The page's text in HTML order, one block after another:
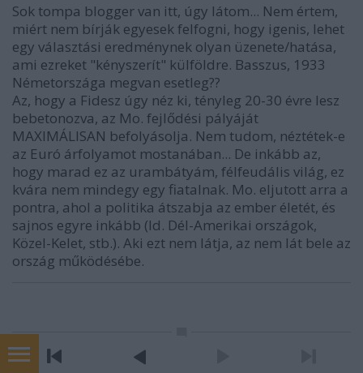
Sok tompa blogger van itt, úgy látom... Nem értem,
miért nem bírják egyesek felfogni, hogy igenis, lehet
egy választási eredménynek olyan üzenete/hatása,
ami ezreket "kényszerít" külföldre. Basszus, 1933
Németországa megvan esetleg??
Az, hogy a Fidesz úgy néz ki, tényleg 20-30 évre lesz
bebetonozva, az Mo. fejlődési pályáját
MAXIMÁLISAN befolyásolja. Nem tudom, néztétek-e
az Euró árfolyamot mostanában... De inkább az,
hogy marad ez az urambátyám, félfeudális világ, ez
kvára nem mindegy egy fiatalnak. Mo. eljutott arra a
pontra, ahol a politika átszabja az ember életét, és
sajnos egyre inkább (ld. Dél-Amerikai országok,
Közel-Kelet, stb.). Aki ezt nem látja, az nem lát bele az
ország működésébe.